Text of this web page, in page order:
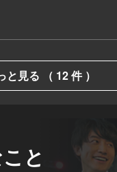
と見る （ 12 件 ）
と